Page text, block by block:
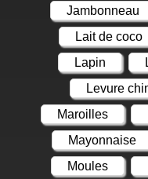
Jambonneau
Lait de coco
Lapin
Levure
Maroilles
Mayonnaise
Moules